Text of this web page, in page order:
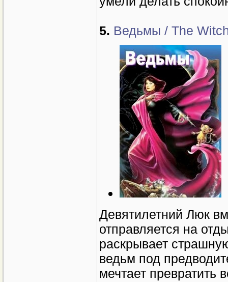
5. Ведьмы / The
Девятилетний Люк
отправляется на
раскрывает
ведьм под
мечтает превратить